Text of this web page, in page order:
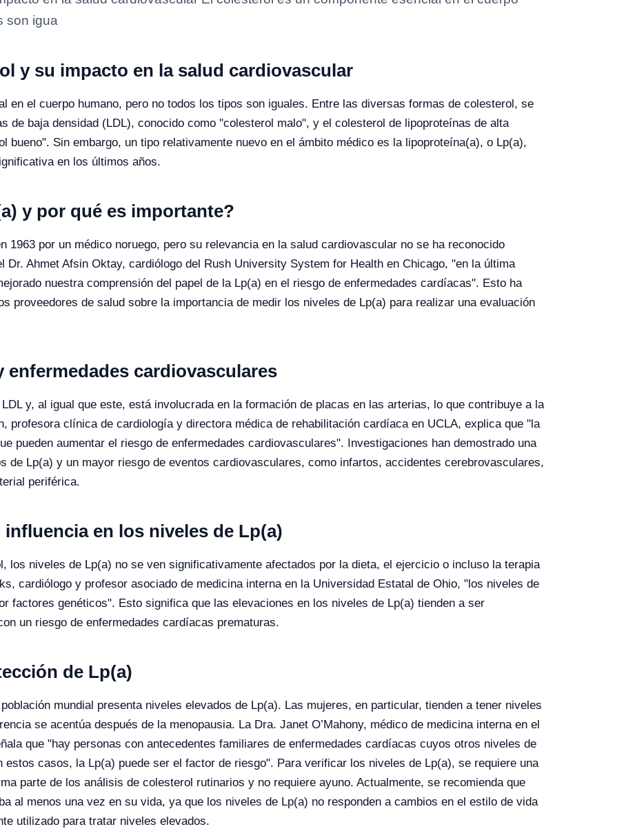
son igua
y su impacto en la salud cardiovascular
en el cuerpo humano, pero no todos los tipos son iguales. Entre las diversas formas de colesterol, se
de baja densidad (LDL), conocido como "colesterol malo", y el colesterol de lipoproteínas de alta
bueno". Sin embargo, un tipo relativamente nuevo en el ámbito médico es la lipoproteína(a), o Lp(a),
en los últimos años.
y por qué es importante?
1963 por un médico noruego, pero su relevancia en la salud cardiovascular no se ha reconocido
Dr. Ahmet Afsin Oktay, cardiólogo del Rush University System for Health en Chicago, "en la última
nuestra comprensión del papel de la Lp(a) en el riesgo de enfermedades cardíacas". Esto ha
proveedores de salud sobre la importancia de medir los niveles de Lp(a) para realizar una evaluación
enfermedades cardiovasculares
y, al igual que este, está involucrada en la formación de placas en las arterias, lo que contribuye a la
profesora clínica de cardiología y directora médica de rehabilitación cardíaca en UCLA, explica que "la
pueden aumentar el riesgo de enfermedades cardiovasculares". Investigaciones han demostrado una
de Lp(a) y un mayor riesgo de eventos cardiovasculares, como infartos, accidentes cerebrovasculares,
periférica.
en los niveles de Lp(a)
los niveles de Lp(a) no se ven significativamente afectados por la dieta, el ejercicio o incluso la terapia
cardiólogo y profesor asociado de medicina interna en la Universidad Estatal de Ohio, "los niveles de
factores genéticos". Esto significa que las elevaciones en los niveles de Lp(a) tienden a ser
un riesgo de enfermedades cardíacas prematuras.
de Lp(a)
mundial presenta niveles elevados de Lp(a). Las mujeres, en particular, tienden a tener niveles
se acentúa después de la menopausia. La Dra. Janet O’Mahony, médico de medicina interna en el
que "hay personas con antecedentes familiares de enfermedades cardíacas cuyos otros niveles de
estos casos, la Lp(a) puede ser el factor de riesgo". Para verificar los niveles de Lp(a), se requiere una
parte de los análisis de colesterol rutinarios y no requiere ayuno. Actualmente, se recomienda que
al menos una vez en su vida, ya que los niveles de Lp(a) no responden a cambios en el estilo de vida
utilizado para tratar niveles elevados.